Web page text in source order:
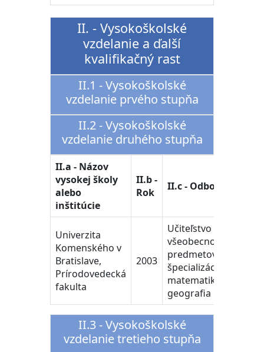
II. - Vysokoškolské
vzdelanie a ďalší
kvalifikačný rast
II.1 - Vysokoškolské
vzdelanie prvého stupňa
II.2 - Vysokoškolské
vzdelanie druhého stupňa
II.a - Názov
vysokej školy
alebo
inštitúcie
II.b -
Rok
II.c - Odbor a
Univerzita
Komenského v
Bratislave,
Prírodovedecká
fakulta
2003
Učiteľstvo
predmetov,
špecializácia:
matematika -
geografia
II.3 - Vysokoškolské
vzdelanie tretieho stupňa